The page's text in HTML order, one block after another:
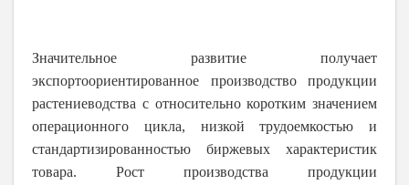
Значительное развитие получает
экспортоориентированное производство продукции
растениеводства с относительно коротким значением
операционного цикла, низкой трудоемкостью и
стандартизированностью биржевых характеристик
товара. Рост производства продукции